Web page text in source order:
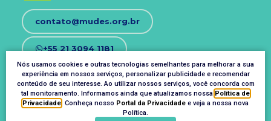
contato@mudes.org.br
+55 21 3094 1181
OUVIDORIA
ouvidoria@mudes.org.br
Nós usamos cookies e outras tecnologias semelhantes para melhorar a sua
experiência em nossos serviços, personalizar publicidade e recomendar
conteúdo de seu interesse. Ao utilizar nossos serviços, você concorda com
tal monitoramento. Informamos ainda que atualizamos nossa Política de
Privacidade . Conheça nosso Portal da Privacidade e veja a nossa nova
Política.